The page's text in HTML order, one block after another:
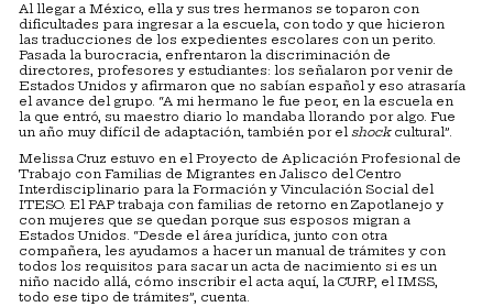
Al llegar a México, ella y sus tres hermanos se toparon con
dificultades para ingresar a la escuela, con todo y que hicieron
las traducciones de los expedientes escolares con un perito.
Pasada la burocracia, enfrentaron la discriminación de
directores, profesores y estudiantes: los señalaron por venir de
Estados Unidos y afirmaron que no sabían español y eso atrasaría
el avance del grupo. “A mi hermano le fue peor, en la escuela en
la que entró, su maestro diario lo mandaba llorando por algo. Fue
un año muy difícil de adaptación, también por elshockcultural”.
Melissa Cruz estuvo en el Proyecto de Aplicación Profesional de
Trabajo con Familias de Migrantes en Jalisco del Centro
Interdisciplinario para la Formación y Vinculación Social del
ITESO. El PAP trabaja con familias de retorno en Zapotlanejo y
con mujeres que se quedan porque sus esposos migran a
Estados Unidos. “Desde el área jurídica, junto con otra
compañera, les ayudamos a hacer un manual de trámites y con
todos los requisitos para sacar un acta de nacimiento si es un
niño nacido allá, cómo inscribir el acta aquí, la CURP, el IMSS,
todo ese tipo de trámites”, cuenta.